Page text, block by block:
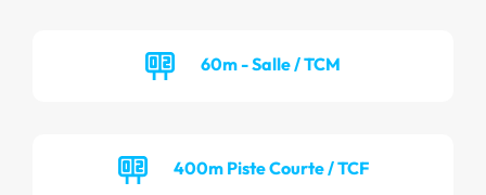
60m - Salle / TCM
400m Piste Courte / TCF